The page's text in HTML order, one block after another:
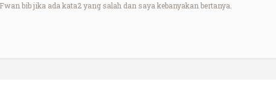
bib jika ada kata2 yang salah dan saya kebanyakan bertanya.